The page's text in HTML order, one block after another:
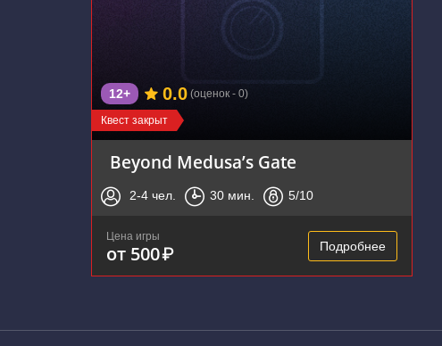
Квест закрыт
12+ 0.0 (оценок - 0)
Beyond Medusa’s Gate
2-4 чел. 30 мин. 5/10
Цена игры
от 500₽ Подробнее